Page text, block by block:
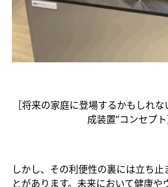
［将来の家庭に登場するかもしれ
成装置”コンセプト
しかし、その利便性の裏には立ち止
とがあります。未来において健康や